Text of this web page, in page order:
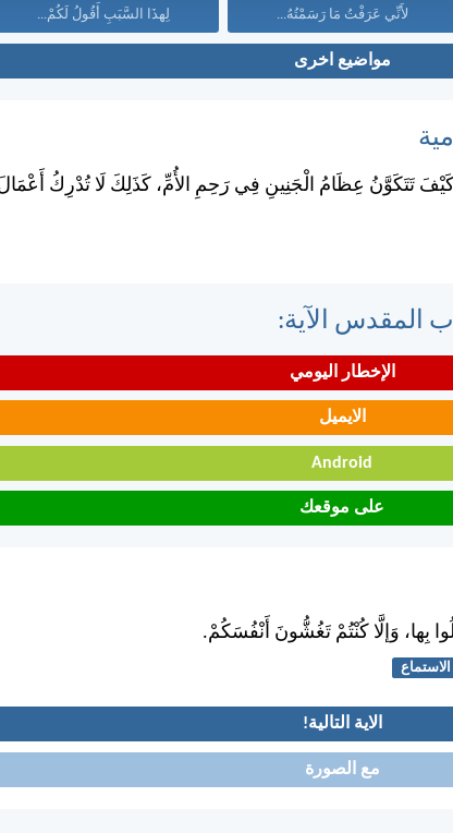
لأَنِّي عَرَفْتُ مَا رَسَمْتُهُ... لِهذَا السَّبَبِ أَقُولُ لَكُمْ...
مواضيع اخرى
كَيْفَ تَتَكَوَّنُ عِظَامُ الْجَنِينِ فِي رَحِمِ الأُمِّ، كَذَلِكَ لَا تُدْرِكُ
المقدس الآية:
الإخطار اليومي
الايميل
Android
على موقعك
بِها، وَإلَّا كُنْتُمْ تَغُشُّونَ أَنْفُسَكُمْ.
الاستماع
الاية التالية!
مع الصورة